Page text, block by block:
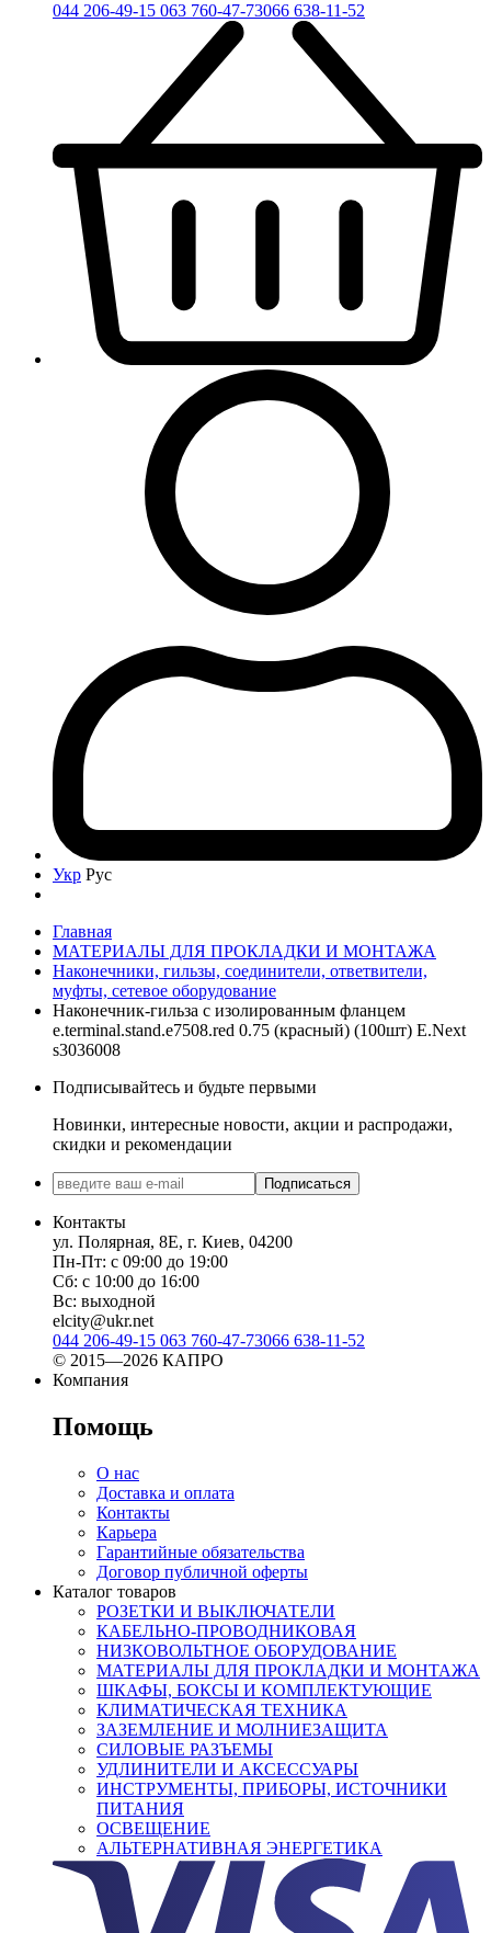
044 206-49-15 063 760-47-73066 638-11-52
Укр Рус
Главная
МАТЕРИАЛЫ ДЛЯ ПРОКЛАДКИ И МОНТАЖА
Наконечники, гильзы, соединители, ответвители,
муфты, cетевое оборудование
Наконечник-гильза с изолированным фланцем
e.terminal.stand.e7508.red 0.75 (красный) (100шт) E.Next
s3036008
Подписывайтесь и будьте первыми
Новинки, интересные новости, акции и распродажи,
скидки и рекомендации
Подписаться
Контакты
ул. Полярная, 8Е, г. Киев, 04200
Пн-Пт: с 09:00 до 19:00
Сб: с 10:00 до 16:00
Вс: выходной
elcity@ukr.net
044 206-49-15 063 760-47-73066 638-11-52
© 2015—2026 КАПРО
Компания
Помощь
О нас
Доставка и оплата
Контакты
Карьера
Гарантийные обязательства
Договор публичной оферты
Каталог товаров
РОЗЕТКИ И ВЫКЛЮЧАТЕЛИ
КАБЕЛЬНО-ПРОВОДНИКОВАЯ
НИЗКОВОЛЬТНОЕ ОБОРУДОВАНИЕ
МАТЕРИАЛЫ ДЛЯ ПРОКЛАДКИ И МОНТАЖА
ШКАФЫ, БОКСЫ И КОМПЛЕКТУЮЩИЕ
КЛИМАТИЧЕСКАЯ ТЕХНИКА
ЗАЗЕМЛЕНИЕ И МОЛНИЕЗАЩИТА
СИЛОВЫЕ РАЗЪЕМЫ
УДЛИНИТЕЛИ И АКСЕССУАРЫ
ИНСТРУМЕНТЫ, ПРИБОРЫ, ИСТОЧНИКИ
ПИТАНИЯ
ОСВЕЩЕНИЕ
АЛЬТЕРНАТИВНАЯ ЭНЕРГЕТИКА